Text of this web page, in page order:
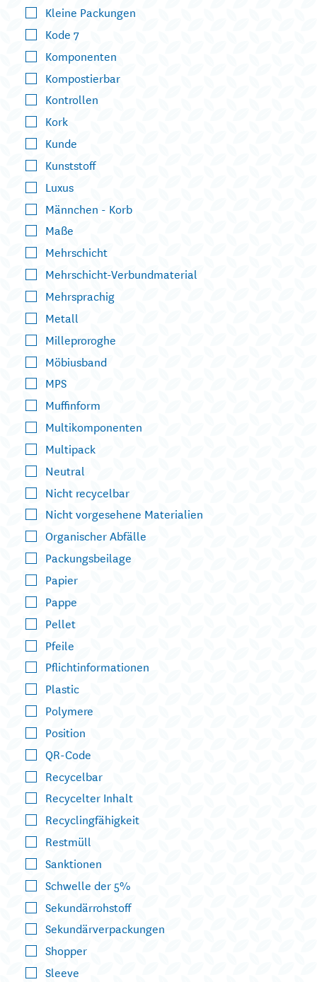
Kleine Packungen
Kode 7
Komponenten
Kompostierbar
Kontrollen
Kork
Kunde
Kunststoff
Luxus
Männchen - Korb
Maße
Mehrschicht
Mehrschicht-Verbundmaterial
Mehrsprachig
Metall
Milleproroghe
Möbiusband
MPS
Muffinform
Multikomponenten
Multipack
Neutral
Nicht recycelbar
Nicht vorgesehene Materialien
Organischer Abfälle
Packungsbeilage
Papier
Pappe
Pellet
Pfeile
Pflichtinformationen
Plastic
Polymere
Position
QR-Code
Recycelbar
Recycelter Inhalt
Recyclingfähigkeit
Restmüll
Sanktionen
Schwelle der 5%
Sekundärrohstoff
Sekundärverpackungen
Shopper
Sleeve